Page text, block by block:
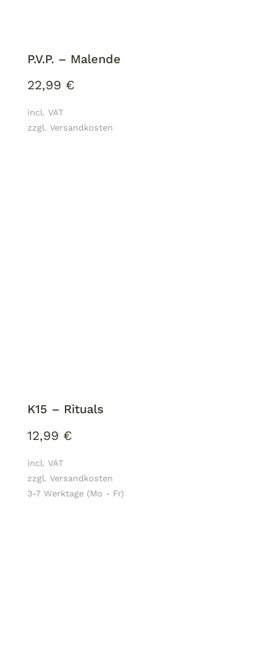
P.V.P. – Malende
22,99 €
incl. VAT
zzgl. Versandkosten
K15 – Rituals
12,99 €
incl. VAT
zzgl. Versandkosten
3-7 Werktage (Mo - Fr)